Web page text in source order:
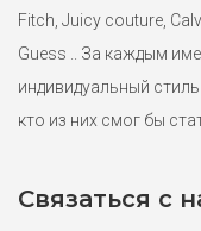
Fitch, Juicy couture,
Guess .. За каждым
индивидуальный
кто из них смог бы
Связаться с